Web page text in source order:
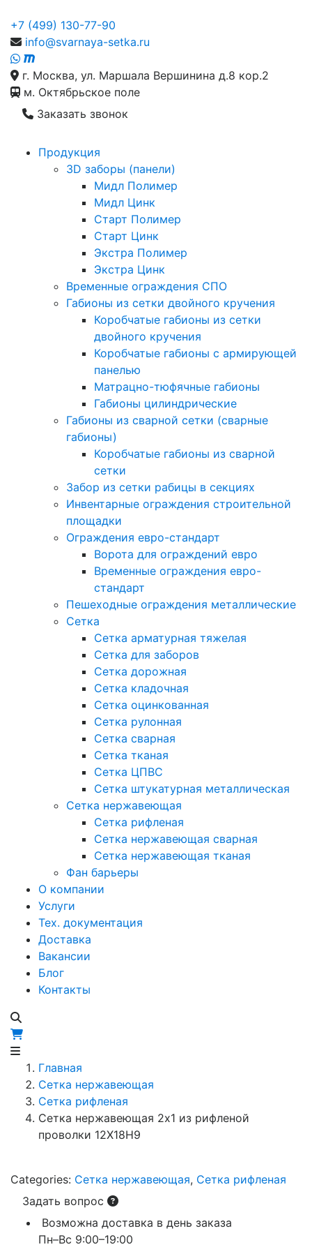
+7 (499) 130-77-90
info@svarnaya-setka.ru
г. Москва, ул. Маршала Вершинина д.8 кор.2
м. Октябрьское поле
Заказать звонок
Продукция
3D заборы (панели)
Мидл Полимер
Мидл Цинк
Старт Полимер
Старт Цинк
Экстра Полимер
Экстра Цинк
Временные ограждения СПО
Габионы из сетки двойного кручения
Коробчатые габионы из сетки
двойного кручения
Коробчатые габионы с армирующей
панелью
Матрацно-тюфячные габионы
Габионы цилиндрические
Габионы из сварной сетки (сварные
габионы)
Коробчатые габионы из сварной
сетки
Забор из сетки рабицы в секциях
Инвентарные ограждения строительной
площадки
Ограждения евро-стандарт
Ворота для ограждений евро
Временные ограждения евро-
стандарт
Пешеходные ограждения металлические
Сетка
Сетка арматурная тяжелая
Сетка для заборов
Сетка дорожная
Сетка кладочная
Сетка оцинкованная
Сетка рулонная
Сетка сварная
Сетка тканая
Сетка ЦПВС
Сетка штукатурная металлическая
Сетка нержавеющая
Сетка рифленая
Сетка нержавеющая сварная
Сетка нержавеющая тканая
Фан барьеры
О компании
Услуги
Тех. документация
Доставка
Вакансии
Блог
Контакты
Главная
Сетка нержавеющая
Сетка рифленая
Сетка нержавеющая 2х1 из рифленой
проволки 12Х18Н9
Categories: Сетка нержавеющая, Сетка рифленая
Задать вопрос
Возможна доставка в день заказа
Пн–Вс 9:00–19:00